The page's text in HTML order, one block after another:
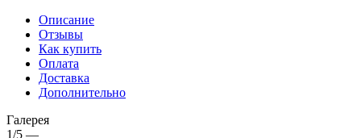
Описание
Отзывы
Как купить
Оплата
Доставка
Дополнительно
Галерея
1/5 —